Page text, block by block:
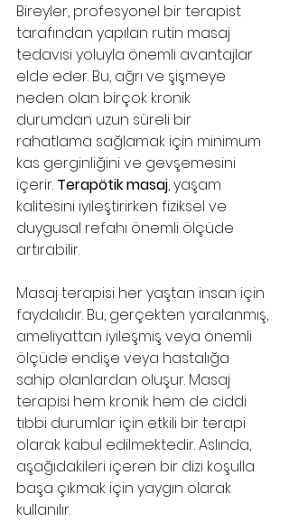
Bireyler, profesyonel bir terapist
tarafından yapılan rutin masaj
tedavisi yoluyla önemli avantajlar
elde eder. Bu, ağrı ve şişmeye
neden olan birçok kronik
durumdan uzun süreli bir
rahatlama sağlamak için minimum
kas gerginliğini ve gevşemesini
içerir. Terapötik masaj, yaşam
kalitesini iyileştirirken fiziksel ve
duygusal refahı önemli ölçüde
artırabilir.
Masaj terapisi her yaştan insan için
faydalıdır. Bu, gerçekten yaralanmış,
ameliyattan iyileşmiş veya önemli
ölçüde endişe veya hastalığa
sahip olanlardan oluşur. Masaj
terapisi hem kronik hem de ciddi
tıbbi durumlar için etkili bir terapi
olarak kabul edilmektedir. Aslında,
aşağıdakileri içeren bir dizi koşulla
başa çıkmak için yaygın olarak
kullanılır.